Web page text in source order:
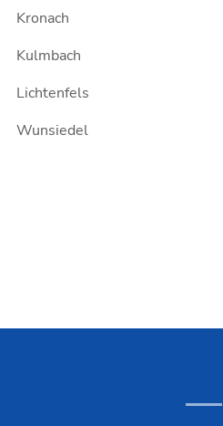
Kronach
Kulmbach
Lichtenfels
Wunsiedel